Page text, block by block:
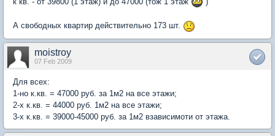
А свободных квартир действительно 173 шт.
moistroy
07 Feb 2009
Для всех:
1-но к.кв. = 47000 руб. за 1м2 на все этажи;
2-х к.кв. = 44000 руб. 1м2 на все этажи;
3-х к.кв. = 39000-45000 руб. за 1м2 взависимоти от этажа.